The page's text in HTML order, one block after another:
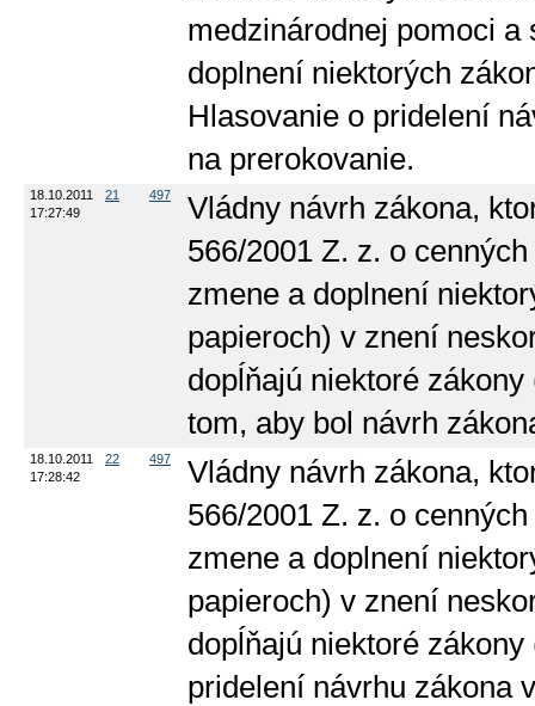
medzinárodnej pomoci
doplnení niektorých
Hlasovanie o pridelení
na prerokovanie.
18.10.2011
17:27:49
21 497
Vládny návrh zákona,
566/2001 Z. z. o
zmene a doplnení
papieroch) v znení
dopĺňajú niektoré
tom, aby bol návrh
18.10.2011
17:28:42
22 497
Vládny návrh zákona,
566/2001 Z. z. o
zmene a doplnení
papieroch) v znení
dopĺňajú niektoré
pridelení návrhu zákona